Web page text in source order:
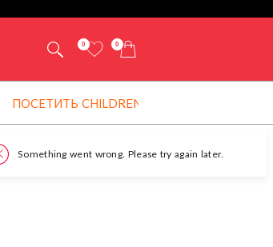
0 0
ПОСЕТИТЬ CHILDRENSALON